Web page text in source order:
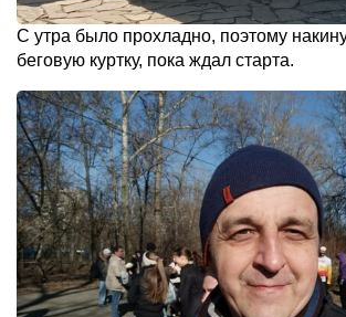
С утра было прохладно, поэтому
беговую куртку, пока ждал старта.